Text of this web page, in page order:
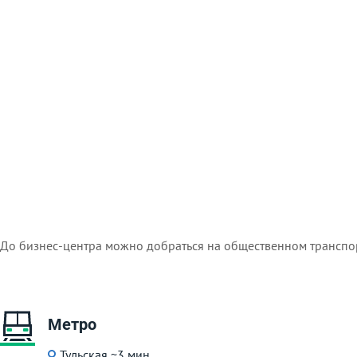
До бизнес-центра можно добраться на общественном
Метро